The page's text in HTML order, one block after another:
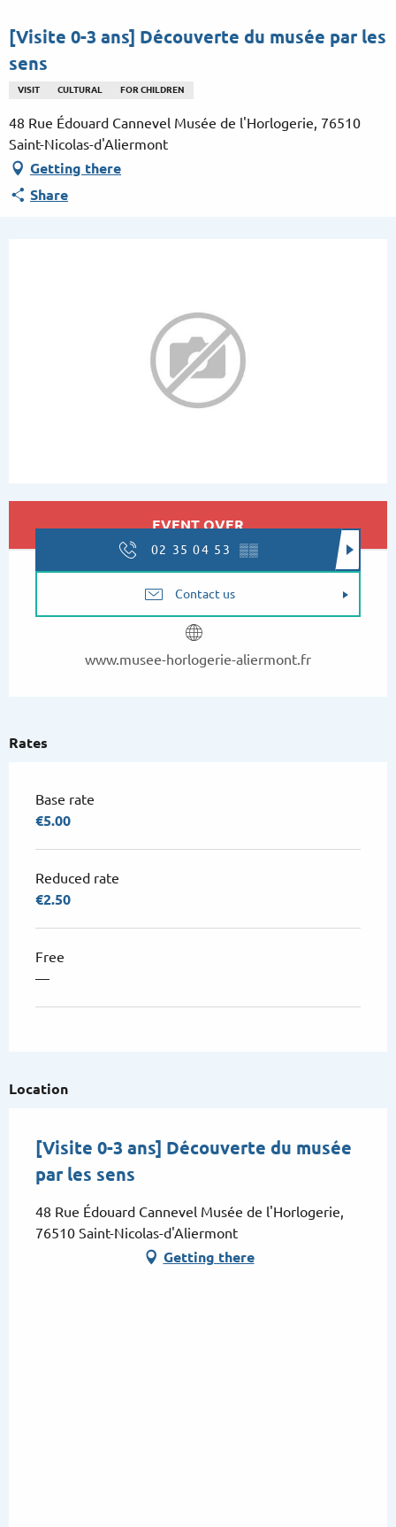
au
principal
[Visite 0-3 ans] Découverte du musée par les
sens
VISIT CULTURAL FOR CHILDREN
48 Rue Édouard Cannevel Musée de l'Horlogerie, 76510
Saint-Nicolas-d'Aliermont
Getting there
Share
Opening hours & contact details
EVENT OVER
02 35 04 53 ▒▒
Contact us
www.musee-horlogerie-aliermont.fr
Rates
Base rate
€5.00
Reduced rate
€2.50
Free
—
Location
[Visite 0-3 ans] Découverte du musée
par les sens
48 Rue Édouard Cannevel Musée de l'Horlogerie,
76510 Saint-Nicolas-d'Aliermont
Getting there